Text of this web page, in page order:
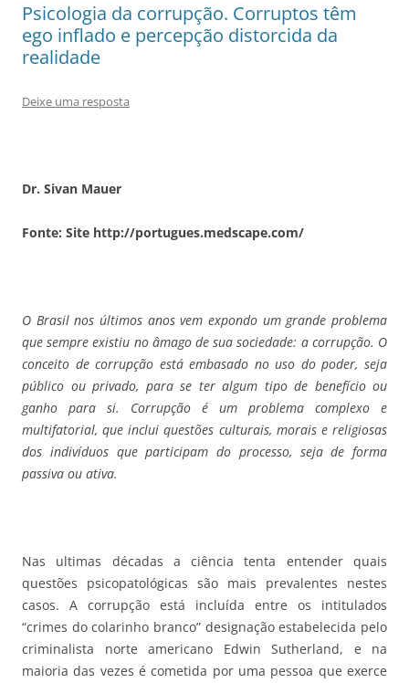
Psicologia da corrupção. Corruptos têm
ego inflado e percepção distorcida da
realidade
Deixe uma resposta
Dr. Sivan Mauer
Fonte: Site http://portugues.medscape.com/
O Brasil nos últimos anos vem expondo um grande problema
que sempre existiu no âmago de sua sociedade: a corrupção. O
conceito de corrupção está embasado no uso do poder, seja
público ou privado, para se ter algum tipo de benefício ou
ganho para si. Corrupção é um problema complexo e
multifatorial, que inclui questões culturais, morais e religiosas
dos indivíduos que participam do processo, seja de forma
passiva ou ativa.
Nas ultimas décadas a ciência tenta entender quais
questões psicopatológicas são mais prevalentes nestes
casos. A corrupção está incluída entre os intitulados
“crimes do colarinho branco” designação estabelecida pelo
criminalista norte americano Edwin Sutherland, e na
maioria das vezes é cometida por uma pessoa que exerce